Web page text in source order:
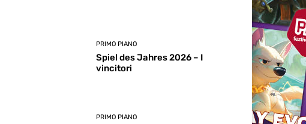
PRIMO PIANO
Spiel des Jahres 2026 – I
vincitori
PRIMO PIANO